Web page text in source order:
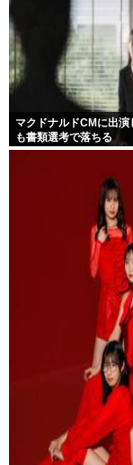
マクドナルドCMに出
も書類選考で落ちる